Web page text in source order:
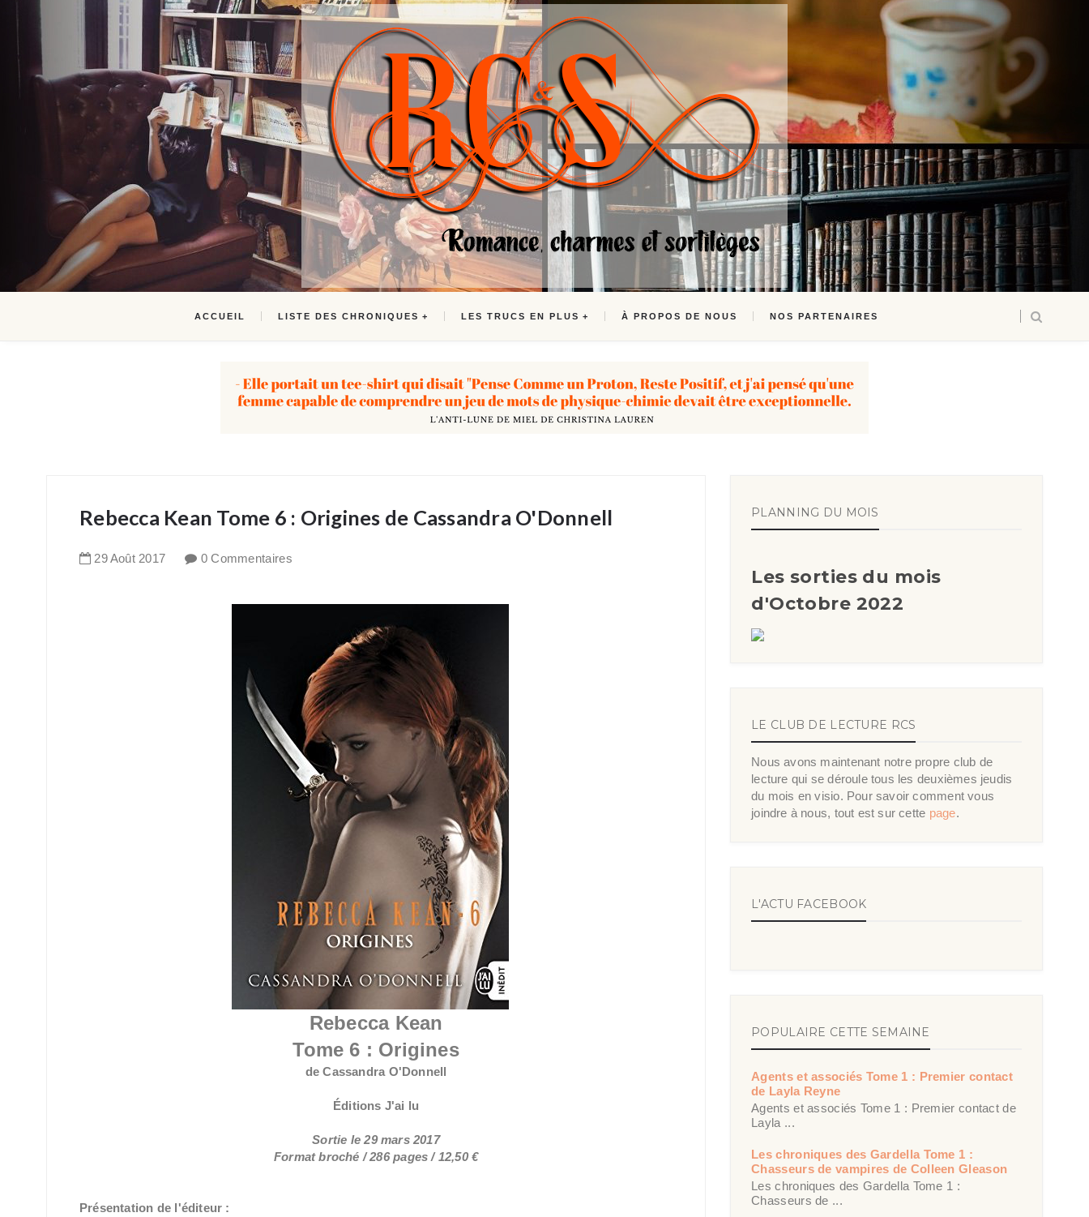
ACCUEIL LISTE DES CHRONIQUES LES TRUCS EN PLUS À PROPOS DE NOUS NOS PARTENAIRES
Rebecca Kean Tome 6 : Origines de Cassandra O'Donnell
29Août 2017 0 Commentaires
Rebecca Kean
Tome 6 : Origines
de Cassandra O'Donnell
Éditions J'ai lu
Sortie le 29 mars 2017
Format broché / 286 pages / 12,50 €
Présentation de l'éditeur :
PLANNING DU MOIS
Les sorties du mois
d'Octobre 2022
LE CLUB DE LECTURE RCS
Nous avons maintenant notre propre club de
lecture qui se déroule tous les deuxièmes jeudis
du mois en visio. Pour savoir comment vous
joindre à nous, tout est sur cette page.
L'ACTU FACEBOOK
POPULAIRE CETTE SEMAINE
Agents et associés Tome 1 : Premier contact
de Layla Reyne
Agents et associés Tome 1 : Premier contact de
Layla ...
Les chroniques des Gardella Tome 1 :
Chasseurs de vampires de Colleen Gleason
Les chroniques des Gardella Tome 1 :
Chasseurs de ...